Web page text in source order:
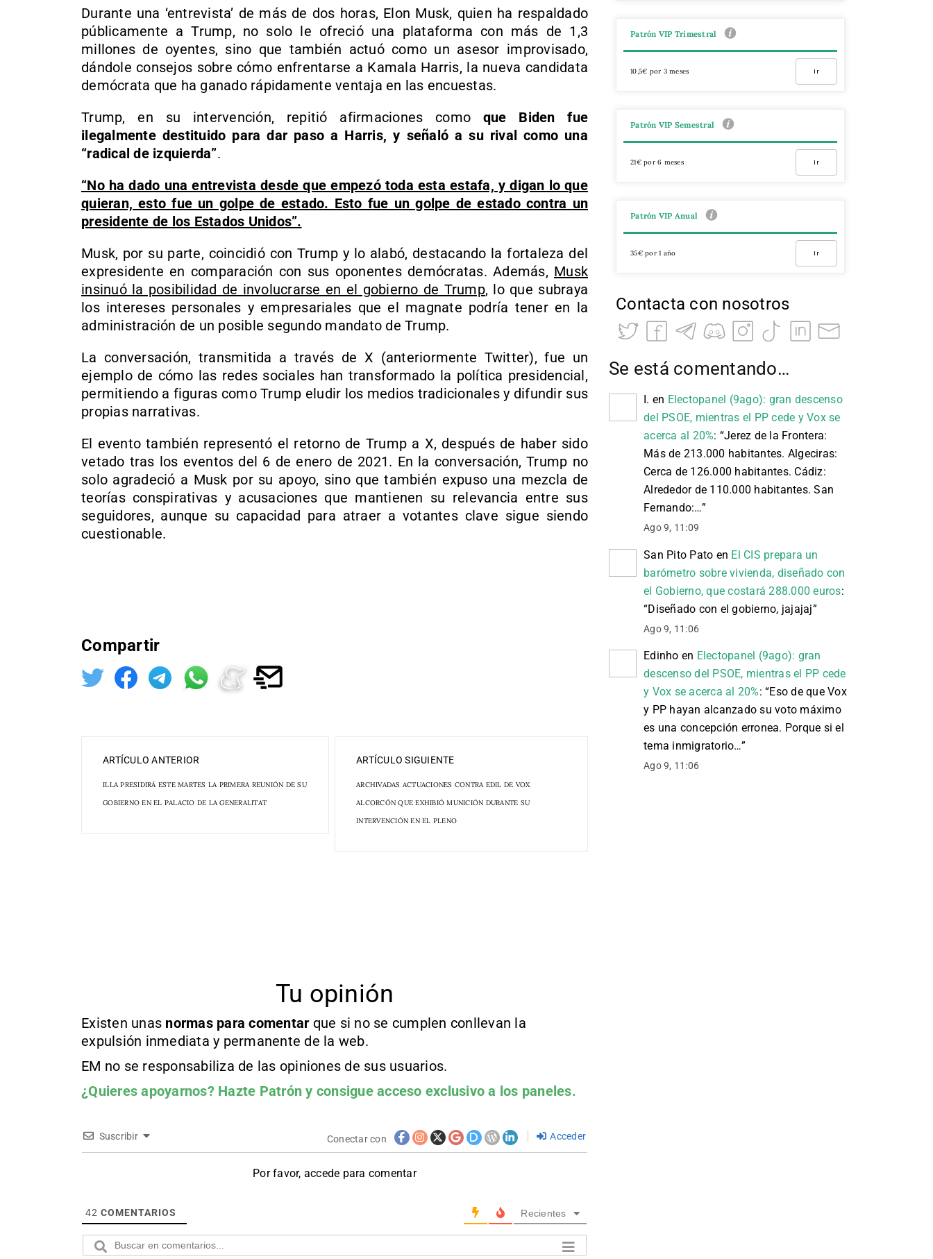
Durante una ‘entrevista’ de más de dos horas, Elon Musk, quien ha respaldado
públicamente a Trump, no solo le ofreció una plataforma con más de 1,3
millones de oyentes, sino que también actuó como un asesor improvisado,
dándole consejos sobre cómo enfrentarse a Kamala Harris, la nueva candidata
demócrata que ha ganado rápidamente ventaja en las encuestas.
Trump, en su intervención, repitió afirmaciones como que Biden fue
ilegalmente destituido para dar paso a Harris, y señaló a su rival como una
“radical de izquierda”.
“No ha dado una entrevista desde que empezó toda esta estafa, y digan lo que
quieran, esto fue un golpe de estado. Esto fue un golpe de estado contra un
presidente de los Estados Unidos”.
Musk, por su parte, coincidió con Trump y lo alabó, destacando la fortaleza del
expresidente en comparación con sus oponentes demócratas. Además, Musk
insinuó la posibilidad de involucrarse en el gobierno de Trump, lo que subraya
los intereses personales y empresariales que el magnate podría tener en la
administración de un posible segundo mandato de Trump.
La conversación, transmitida a través de X (anteriormente Twitter), fue un
ejemplo de cómo las redes sociales han transformado la política presidencial,
permitiendo a figuras como Trump eludir los medios tradicionales y difundir sus
propias narrativas.
El evento también representó el retorno de Trump a X, después de haber sido
vetado tras los eventos del 6 de enero de 2021. En la conversación, Trump no
solo agradeció a Musk por su apoyo, sino que también expuso una mezcla de
teorías conspirativas y acusaciones que mantienen su relevancia entre sus
seguidores, aunque su capacidad para atraer a votantes clave sigue siendo
cuestionable.
Compartir
ARTÍCULO ANTERIOR
ILLA PRESIDIRÁ ESTE MARTES LA PRIMERA REUNIÓN DE SU
GOBIERNO EN EL PALACIO DE LA GENERALITAT
ARTÍCULO SIGUIENTE
ARCHIVADAS ACTUACIONES CONTRA EDIL DE VOX
ALCORCÓN QUE EXHIBIÓ MUNICIÓN DURANTE SU
INTERVENCIÓN EN EL PLENO
Tu opinión
Existen unas normas para comentar que si no se cumplen conllevan la
expulsión inmediata y permanente de la web.
EM no se responsabiliza de las opiniones de sus usuarios.
¿Quieres apoyarnos? Hazte Patrón y consigue acceso exclusivo a los paneles.
Suscribir Conectar con Acceder
Por favor, accede para comentar
42 COMENTARIOS Recientes
Patrón VIP Trimestral
10,5€ por 3 meses Ir
Patrón VIP Semestral
21€ por 6 meses Ir
Patrón VIP Anual
35€ por 1 año Ir
Contacta con nosotros
Se está comentando…
I. en Electopanel (9ago): gran descenso
del PSOE, mientras el PP cede y Vox se
acerca al 20%: “Jerez de la Frontera:
Más de 213.000 habitantes. Algeciras:
Cerca de 126.000 habitantes. Cádiz:
Alrededor de 110.000 habitantes. San
Fernando:…”
Ago 9, 11:09
San Pito Pato en El CIS prepara un
barómetro sobre vivienda, diseñado con
el Gobierno, que costará 288.000 euros:
“Diseñado con el gobierno, jajajaj”
Ago 9, 11:06
Edinho en Electopanel (9ago): gran
descenso del PSOE, mientras el PP cede
y Vox se acerca al 20%: “Eso de que Vox
y PP hayan alcanzado su voto máximo
es una concepción erronea. Porque si el
tema inmigratorio…”
Ago 9, 11:06